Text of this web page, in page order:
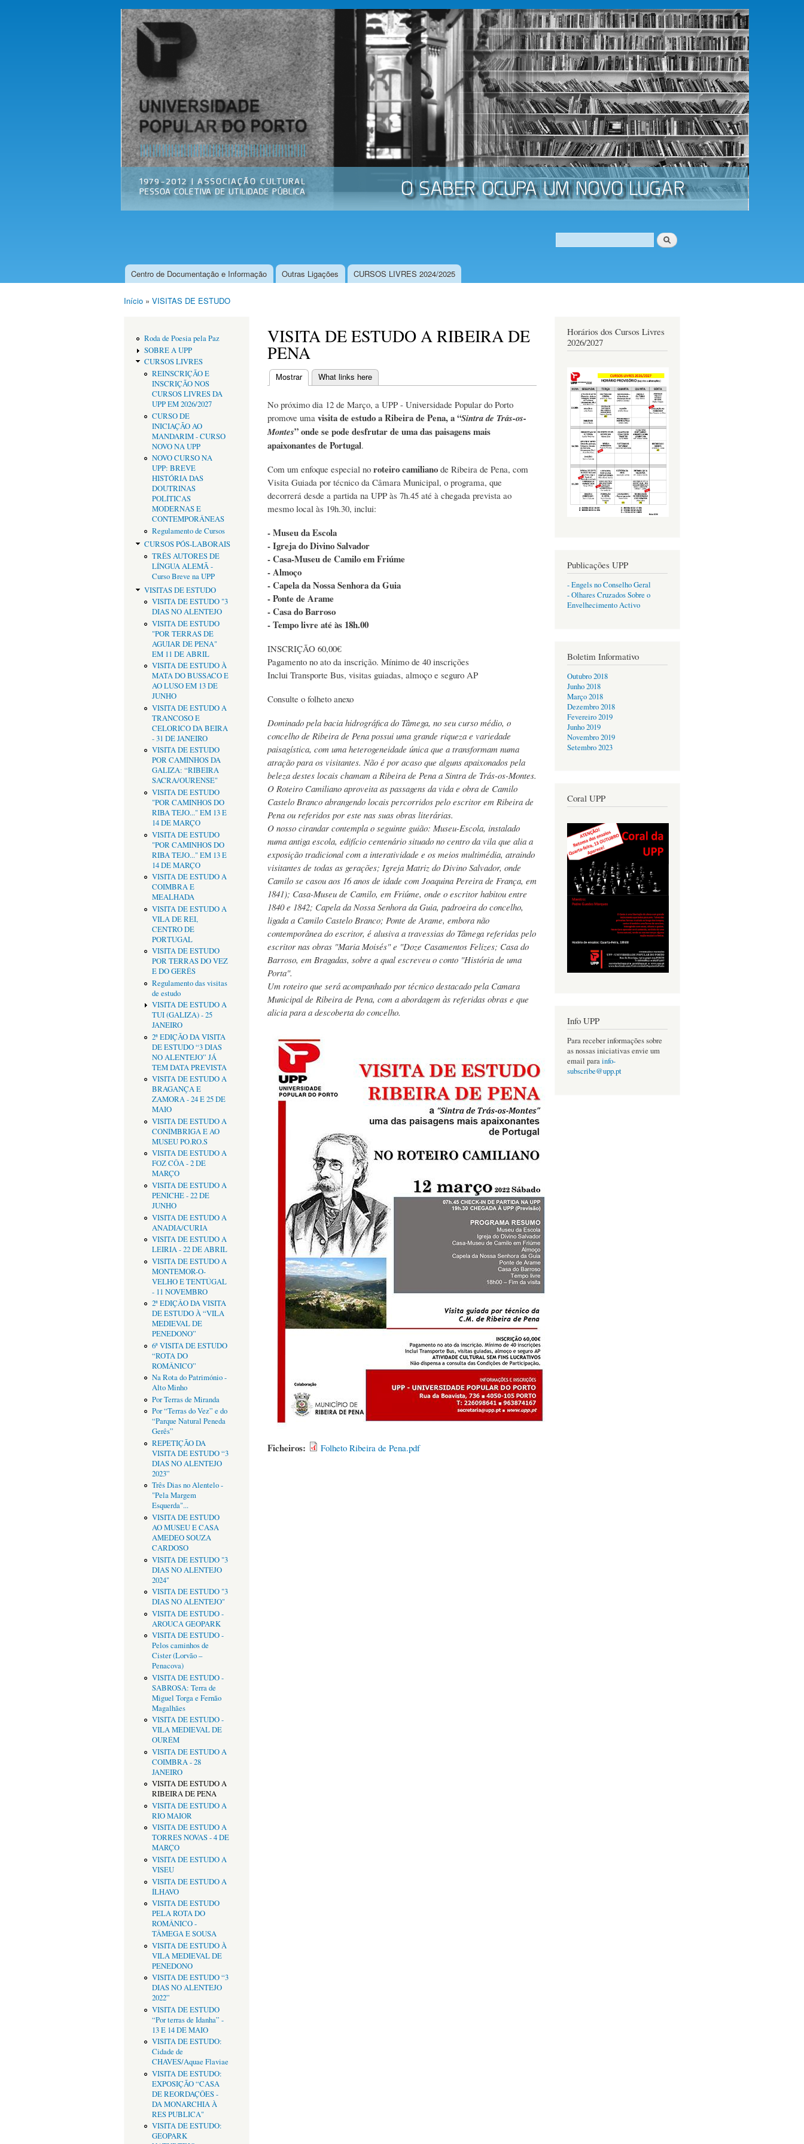
Passar
para o
conteúdo
principal
Universidade
Popular do
Porto
Associação
Cultural
Formulário de procura
Procurar
Menu principal
Centro de Documentação e Informação Outras Ligações CURSOS LIVRES 2024/2025
Início » VISITAS DE ESTUDO
Roda de Poesia pela Paz
SOBRE A UPP
CURSOS LIVRES
REINSCRIÇÃO E
INSCRIÇÃO NOS
CURSOS LIVRES DA
UPP EM 2026/2027
CURSO DE
INICIAÇÃO AO
MANDARIM - CURSO
NOVO NA UPP
NOVO CURSO NA
UPP: BREVE
HISTÓRIA DAS
DOUTRINAS
POLÍTICAS
MODERNAS E
CONTEMPORÂNEAS
Regulamento de Cursos
CURSOS PÓS-LABORAIS
TRÊS AUTORES DE
LÍNGUA ALEMÃ -
Curso Breve na UPP
VISITAS DE ESTUDO
VISITA DE ESTUDO "3
DIAS NO ALENTEJO
VISITA DE ESTUDO
"POR TERRAS DE
AGUIAR DE PENA"
EM 11 DE ABRIL
VISITA DE ESTUDO À
MATA DO BUSSACO E
AO LUSO EM 13 DE
JUNHO
VISITA DE ESTUDO A
TRANCOSO E
CELORICO DA BEIRA
- 31 DE JANEIRO
VISITA DE ESTUDO
POR CAMINHOS DA
GALIZA: “RIBEIRA
SACRA/OURENSE"
VISITA DE ESTUDO
"POR CAMINHOS DO
RIBA TEJO..." EM 13 E
14 DE MARÇO
VISITA DE ESTUDO
"POR CAMINHOS DO
RIBA TEJO..." EM 13 E
14 DE MARÇO
VISITA DE ESTUDO A
COIMBRA E
MEALHADA
VISITA DE ESTUDO A
VILA DE REI,
CENTRO DE
PORTUGAL
VISITA DE ESTUDO
POR TERRAS DO VEZ
E DO GERÊS
Regulamento das visitas
de estudo
VISITA DE ESTUDO A
TUI (GALIZA) - 25
JANEIRO
2ª EDIÇÃO DA VISITA
DE ESTUDO “3 DIAS
NO ALENTEJO” JÁ
TEM DATA PREVISTA
VISITA DE ESTUDO A
BRAGANÇA E
ZAMORA - 24 E 25 DE
MAIO
VISITA DE ESTUDO A
CONÍMBRIGA E AO
MUSEU PO.RO.S
VISITA DE ESTUDO A
FOZ CÔA - 2 DE
MARÇO
VISITA DE ESTUDO A
PENICHE - 22 DE
JUNHO
VISITA DE ESTUDO A
ANADIA/CURIA
VISITA DE ESTUDO A
LEIRIA - 22 DE ABRIL
VISITA DE ESTUDO A
MONTEMOR-O-
VELHO E TENTÚGAL
- 11 NOVEMBRO
2ª EDIÇÂO DA VISITA
DE ESTUDO À “VILA
MEDIEVAL DE
PENEDONO”
6ª VISITA DE ESTUDO
“ROTA DO
ROMÂNICO”
Na Rota do Património -
Alto Minho
Por Terras de Miranda
Por “Terras do Vez” e do
“Parque Natural Peneda
Gerês”
REPETIÇÃO DA
VISITA DE ESTUDO “3
DIAS NO ALENTEJO
2023”
Três Dias no Alentelo -
"Pela Margem
Esquerda"...
VISITA DE ESTUDO
AO MUSEU E CASA
AMEDEO SOUZA
CARDOSO
VISITA DE ESTUDO "3
DIAS NO ALENTEJO
2024"
VISITA DE ESTUDO "3
DIAS NO ALENTEJO"
VISITA DE ESTUDO -
AROUCA GEOPARK
VISITA DE ESTUDO -
Pelos caminhos de
Cister (Lorvão –
Penacova)
VISITA DE ESTUDO -
SABROSA: Terra de
Miguel Torga e Fernão
Magalhães
VISITA DE ESTUDO -
VILA MEDIEVAL DE
OURÉM
VISITA DE ESTUDO A
COIMBRA - 28
JANEIRO
VISITA DE ESTUDO A
RIBEIRA DE PENA
VISITA DE ESTUDO A
RIO MAIOR
VISITA DE ESTUDO A
TORRES NOVAS - 4 DE
MARÇO
VISITA DE ESTUDO A
VISEU
VISITA DE ESTUDO A
ÍLHAVO
VISITA DE ESTUDO
PELA ROTA DO
ROMÂNICO -
TÂMEGA E SOUSA
VISITA DE ESTUDO À
VILA MEDIEVAL DE
PENEDONO
VISITA DE ESTUDO “3
DIAS NO ALENTEJO
2022”
VISITA DE ESTUDO
“Por terras de Idanha” -
13 E 14 DE MAIO
VISITA DE ESTUDO:
Cidade de
CHAVES/Aquae Flaviae
VISITA DE ESTUDO:
EXPOSIÇÃO “CASA
DE REORDAÇÔES -
DA MONARCHIA À
RES PUBLICA"
VISITA DE ESTUDO:
GEOPARK
VISITA DE ESTUDO A RIBEIRA DE
PENA
Separadores primários
Mostrar(separador ativo)
What links here
No próximo dia 12 de Março, a UPP - Universidade Popular do Porto
promove uma visita de estudo a Ribeira de Pena, a “Sintra de Trás-os-
Montes” onde se pode desfrutar de uma das paisagens mais
apaixonantes de Portugal.
Com um enfoque especial no roteiro camiliano de Ribeira de Pena, com
Visita Guiada por técnico da Câmara Municipal, o programa, que
decorrerá desde a partida na UPP às 7h.45 até à chegada prevista ao
mesmo local às 19h.30, inclui:
- Museu da Escola
- Igreja do Divino Salvador
- Casa-Museu de Camilo em Friúme
- Almoço
- Capela da Nossa Senhora da Guia
- Ponte de Arame
- Casa do Barroso
- Tempo livre até às 18h.00
INSCRIÇÃO 60,00€
Pagamento no ato da inscrição. Mínimo de 40 inscrições
Inclui Transporte Bus, visitas guiadas, almoço e seguro AP
Consulte o folheto anexo
Dominado pela bacia hidrográfica do Tâmega, no seu curso médio, o
concelho de Ribeira de Pena possui uma grande riqueza e variedade
paisagística, com uma heterogeneidade única que a transformam numa
atração para os visitantes. Não é por acaso que alguns apaixonados pela
beleza destes locais chamam a Ribeira de Pena a Sintra de Trás-os-Montes.
O Roteiro Camiliano aproveita as passagens da vida e obra de Camilo
Castelo Branco abrangendo locais percorridos pelo escritor em Ribeira de
Pena ou referidos por este nas suas obras literárias.
O nosso cirandar contempla o seguinte guião: Museu-Escola, instalado
numa antiga escola, edifício centenário situado no centro da vila que alia a
exposição tradicional com a interatividade e os meios multimédia, atraindo
visitantes de todas as gerações; Igreja Matriz do Divino Salvador, onde
Camilo se casou aos 16 anos de idade com Joaquina Pereira de França, em
1841); Casa-Museu de Camilo, em Friúme, onde o escritor habitou entre
1840 e 1842; Capela da Nossa Senhora da Guia, padroeira do concelho,
ligada a Camilo Castelo Branco; Ponte de Arame, embora não
contemporânea do escritor, é alusiva a travessias do Tâmega referidas pelo
escritor nas obras "Maria Moisés" e "Doze Casamentos Felizes; Casa do
Barroso, em Bragadas, sobre a qual escreveu o conto "História de uma
Porta".
Um roteiro que será acompanhado por técnico destacado pela Camara
Municipal de Ribeira de Pena, com a abordagem às referidas obras e que
alicia para a descoberta do concelho.
Ficheiros: Folheto Ribeira de Pena.pdf
Horários dos Cursos Livres
2026/2027
Publicações UPP
- Engels no Conselho Geral
- Olhares Cruzados Sobre o
Envelhecimento Activo
Boletim Informativo
Outubro 2018
Junho 2018
Março 2018
Dezembro 2018
Fevereiro 2019
Junho 2019
Novembro 2019
Setembro 2023
Coral UPP
Info UPP
Para receber informações sobre
as nossas iniciativas envie um
email parainfo-
subscribe@upp.pt